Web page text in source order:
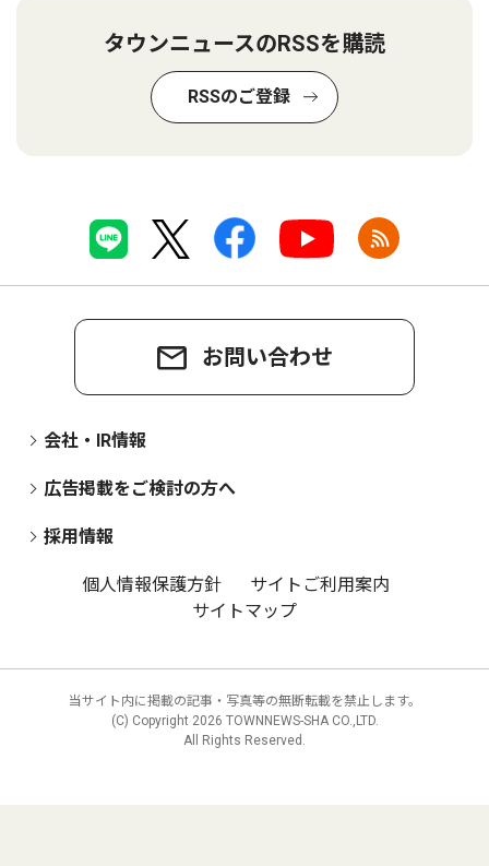
タウンニュースのRSSを購読
RSSのご登録
お問い合わせ
会社・IR情報
広告掲載をご検討の方へ
採用情報
個人情報保護方針
サイトご利用案内
サイトマップ
当サイト内に掲載の記事・写真等の無断転載を禁止します。
(C) Copyright 2026 TOWNNEWS-SHA CO.,LTD.
All Rights Reserved.